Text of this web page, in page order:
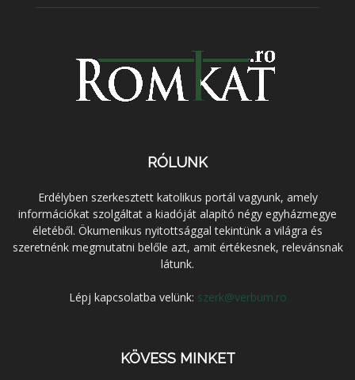
RÓLUNK
Erdélyben szerkesztett katolikus portál vagyunk, amely
információkat szolgáltat a kiadóját alapító négy egyházmegye
életéből. Ökumenikus nyitottsággal tekintünk a világra és
szeretnénk megmutatni belőle azt, amit értékesnek, relevánsnak
látunk.
Lépj kapcsolatba velünk: szerk@verbum.ro
KÖVESS MINKET